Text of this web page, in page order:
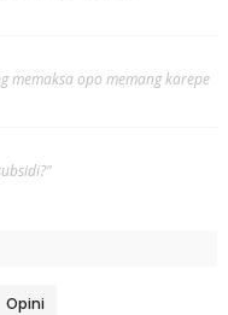
memaksa opo memang karepe
Opini